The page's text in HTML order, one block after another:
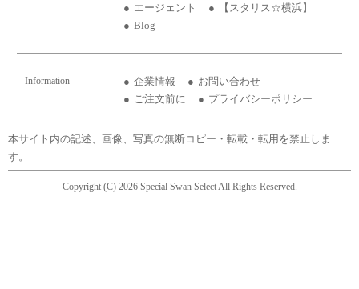
エージェント
【スタリス☆横浜】
Blog
Information 企業情報
お問い合わせ
ご注文前に
プライバシーポリシー
本サイト内の記述、画像、写真の無断コピー・転載・転用を禁止しま
す。
Copyright (C) 2026 Special Swan Select All Rights Reserved.